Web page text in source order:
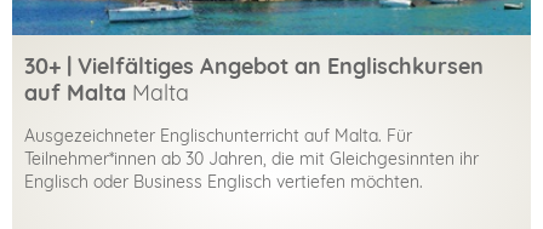
30+ | Vielfältiges Angebot an Englischkursen
auf Malta Malta
Ausgezeichneter Englischunterricht auf Malta. Für
Teilnehmer*innen ab 30 Jahren, die mit Gleichgesinnten ihr
Englisch oder Business Englisch vertiefen möchten.